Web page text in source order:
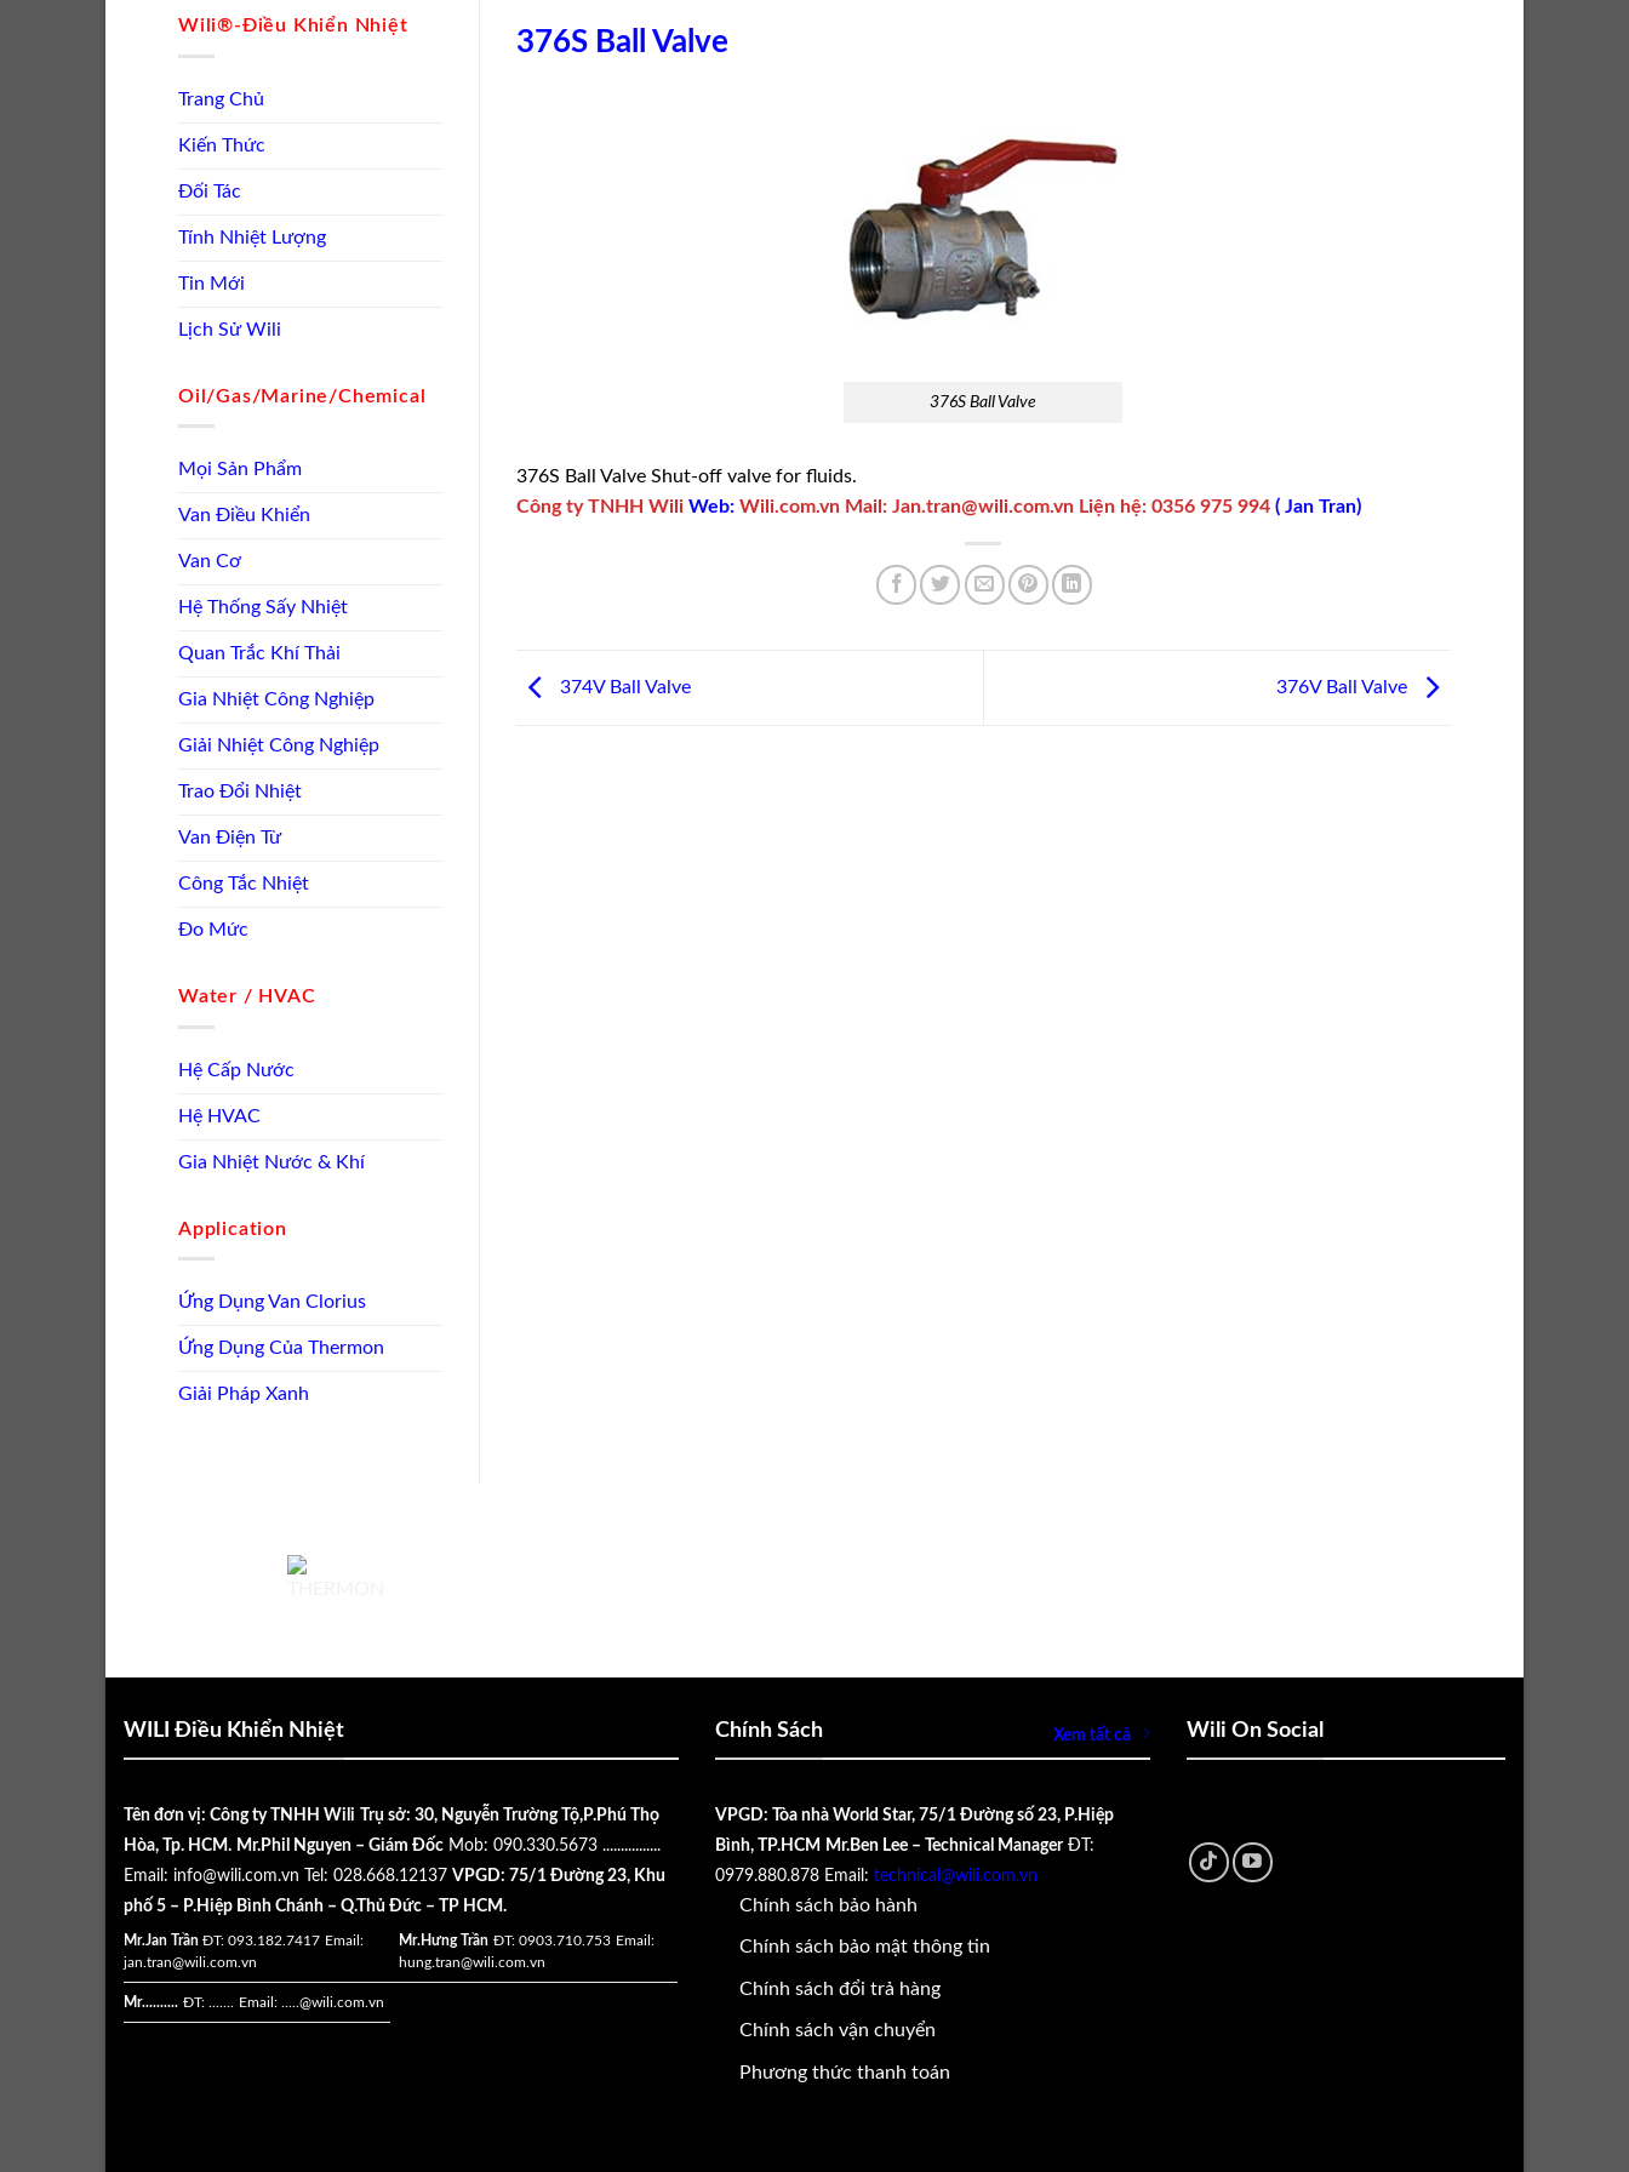
Wili®-Điều Khiển Nhiệt
Trang Chủ
Kiến Thức
Đối Tác
Tính Nhiệt Lượng
Tin Mới
Lịch Sử Wili
Oil/Gas/Marine/Chemical
Mọi Sản Phẩm
Van Điều Khiển
Van Cơ
Hệ Thống Sấy Nhiệt
Quan Trắc Khí Thải
Gia Nhiệt Công Nghiệp
Giải Nhiệt Công Nghiệp
Trao Đổi Nhiệt
Van Điện Từ
Công Tắc Nhiệt
Đo Mức
Water / HVAC
Hệ Cấp Nước
Hệ HVAC
Gia Nhiệt Nước & Khí
Application
Ứng Dụng Van Clorius
Ứng Dụng Của Thermon
Giải Pháp Xanh
376S Ball Valve
376S Ball Valve
376S Ball Valve Shut-off valve for fluids.
Công ty TNHH Wili Web: Wili.com.vn Mail:Jan.tran@wili.com.vn Liện hệ:0356 975 994 ( Jan Tran)
374V Ball Valve 376V Ball Valve
WILI Điều Khiển Nhiệt
Tên đơn vị: Công ty TNHH Wili Trụ sở: 30, Nguyễn Trường Tộ,P.Phú Thọ
Hòa, Tp. HCM. Mr.Phil Nguyen – Giám Đốc Mob: 090.330.5673 ................
Email: info@wili.com.vn Tel: 028.668.12137 VPGD: 75/1 Đường 23, Khu
phố 5 – P.Hiệp Bình Chánh – Q.Thủ Đức – TP HCM.
Mr.Jan Trần ĐT: 093.182.7417 Email:
jan.tran@wili.com.vn
Mr.Hưng Trần ĐT: 0903.710.753 Email:
hung.tran@wili.com.vn
Mr.......... ĐT: ....... Email: .....@wili.com.vn
Chính Sách Xem tất cả
VPGD: Tòa nhà World Star, 75/1 Đường số 23, P.Hiệp
Bình, TP.HCM Mr.Ben Lee – Technical Manager ĐT:
0979.880.878 Email: technical@wili.com.vn
Chính sách bảo hành
Chính sách bảo mật thông tin
Chính sách đổi trả hàng
Chính sách vận chuyển
Phương thức thanh toán
Wili On Social